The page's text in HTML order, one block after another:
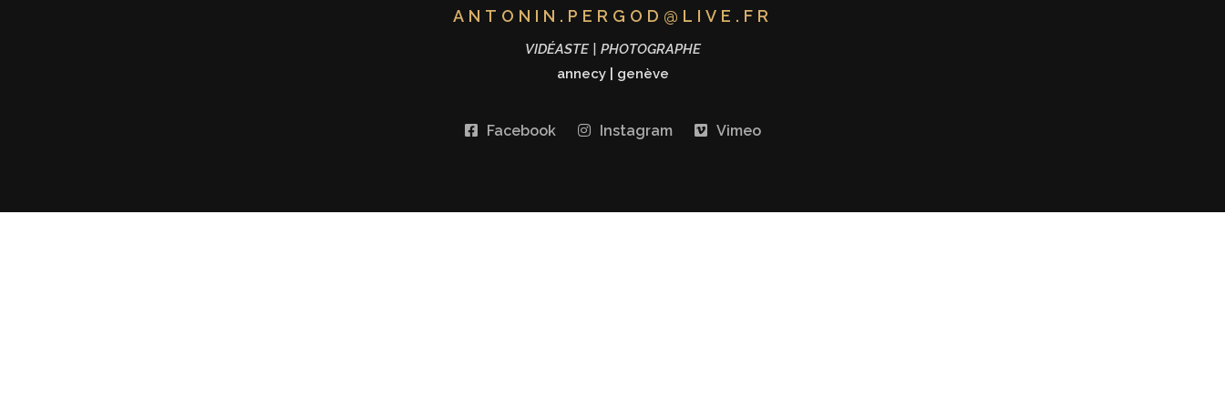
ANTONIN.PERGOD@LIVE.FR
VIDÉASTE | PHOTOGRAPHE
annecy| genève
Facebook Instagram Vimeo